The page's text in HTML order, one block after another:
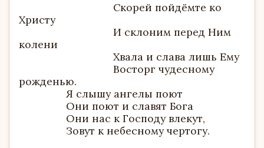
Скорей пойдёмте ко
Христу
И склоним перед Ним
колени
Хвала и слава лишь Ему
Восторг чудесному
рожденью.
Я слышу ангелы поют
Они поют и славят Бога
Они нас к Господу влекут,
Зовут к небесному чертогу.